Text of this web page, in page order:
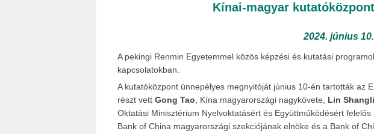
Kínai-magyar
2024. június 10.
A pekingi Renmin Egyetemmel közös képzési és kutatási
kapcsolatokban.
A kutatóközpont ünnepélyes megnyitóját június 10-én tartották az
részt vett Gong Tao , Kína magyarországi nagykövete, Lin Shangli
Oktatási Minisztérium Nyelvoktatásért és Együttműködésért
Bank of China magyarországi szekciójának elnöke és a Bank of